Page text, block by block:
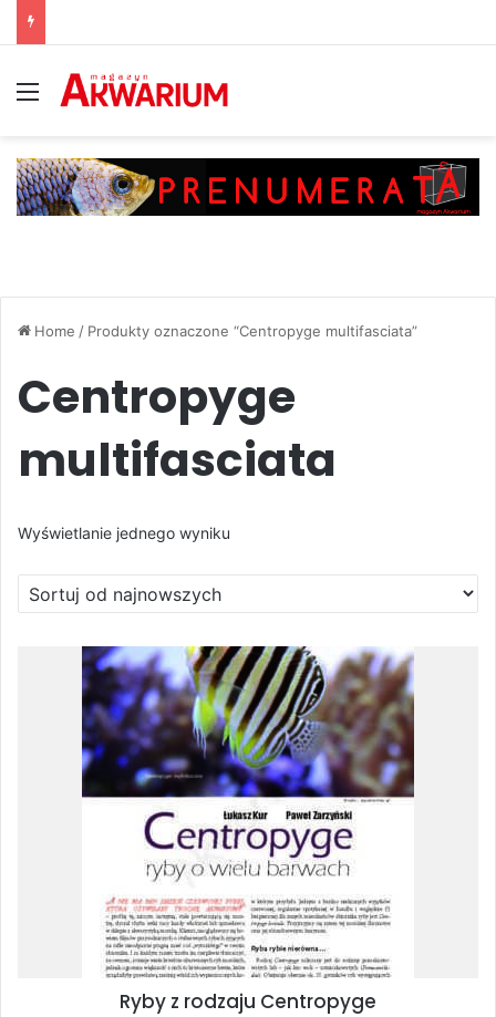
Menu
Home / Produkty oznaczone “Centropyge multifasciata”
Centropyge
multifasciata
Wyświetlanie jednego wyniku
Ryby z rodzaju Centropyge